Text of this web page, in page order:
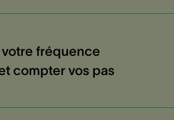
fréquence
compter vos pas